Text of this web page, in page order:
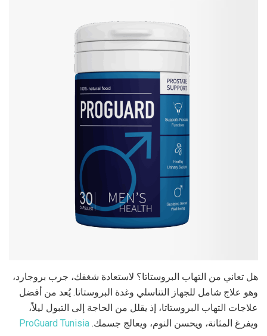
هل تعاني من التهاب البروستاتا؟ لاستعادة شغفك، جرب بروجارد،
وهو علاج شامل للجهاز التناسلي وغدة البروستاتا. يُعد من أفضل
علاجات التهاب البروستاتا، إذ يقلل من الحاجة إلى التبول ليلاً،
ويفرغ المثانة، ويحسن النوم، ويعالج جسمك. ProGuard Tunisia